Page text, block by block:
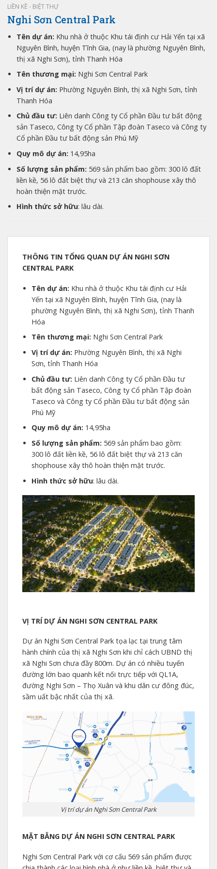
LIỀN KỀ - BIỆT THỰ
Nghi Sơn Central Park
Tên dự án: Khu nhà ở thuộc Khu tái định cư Hải Yến tại xã
Nguyên Bình, huyện Tĩnh Gia, (nay là phường Nguyên Bình,
thị xã Nghi Sơn), tỉnh Thanh Hóa
Tên thương mại: Nghi Sơn Central Park
Vị trí dự án: Phường Nguyên Bình, thị xã Nghi Sơn, tỉnh
Thanh Hóa
Chủ đầu tư: Liên danh Công ty Cổ phần Đầu tư bất động
sản Taseco, Công ty Cổ phần Tập đoàn Taseco và Công ty
Cổ phần Đầu tư bất động sản Phú Mỹ
Quy mô dự án: 14,95ha
Số lượng sản phẩm: 569 sản phẩm bao gồm: 300 lô đất
liền kề, 56 lô đất biệt thự và 213 căn shophouse xây thô
hoàn thiện mặt trước.
Hình thức sở hữu: lâu dài.
THÔNG TIN TỔNG QUAN DỰ ÁN NGHI SƠN
CENTRAL PARK
Tên dự án: Khu nhà ở thuộc Khu tái định cư Hải
Yến tại xã Nguyên Bình, huyện Tĩnh Gia, (nay là
phường Nguyên Bình, thị xã Nghi Sơn), tỉnh Thanh
Hóa
Tên thương mại: Nghi Sơn Central Park
Vị trí dự án: Phường Nguyên Bình, thị xã Nghi
Sơn, tỉnh Thanh Hóa
Chủ đầu tư: Liên danh Công ty Cổ phần Đầu tư
bất động sản Taseco, Công ty Cổ phần Tập đoàn
Taseco và Công ty Cổ phần Đầu tư bất động sản
Phú Mỹ
Quy mô dự án: 14,95ha
Số lượng sản phẩm: 569 sản phẩm bao gồm:
300 lô đất liền kề, 56 lô đất biệt thự và 213 căn
shophouse xây thô hoàn thiện mặt trước.
Hình thức sở hữu: lâu dài.
VỊ TRÍ DỰ ÁN NGHI SƠN CENTRAL PARK
Dự án Nghi Sơn Central Park tọa lạc tại trung tâm
hành chính của thị xã Nghi Sơn khi chỉ cách UBND thị
xã Nghi Sơn chưa đầy 800m. Dự án có nhiều tuyến
đường lớn bao quanh kết nối trực tiếp với QL1A,
đường Nghi Sơn – Thọ Xuân và khu dân cư đông đúc,
sầm uất bậc nhất của thị xã.
Vị trí dự án Nghi Sơn Central Park
MẶT BẰNG DỰ ÁN NGHI SƠN CENTRAL PARK
Nghi Sơn Central Park với cơ cấu 569 sản phẩm được